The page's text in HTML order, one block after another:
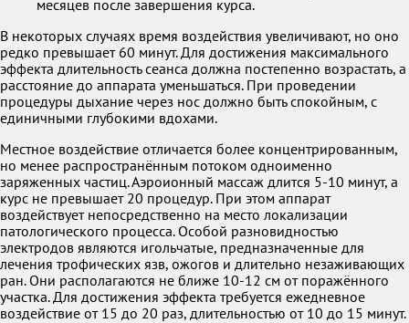
месяцев после завершения курса.
В некоторых случаях время воздействия увеличивают, но оно
редко превышает 60 минут. Для достижения максимального
эффекта длительность сеанса должна постепенно возрастать, а
расстояние до аппарата уменьшаться. При проведении
процедуры дыхание через нос должно быть спокойным, с
единичными глубокими вдохами.
Местное воздействие отличается более концентрированным,
но менее распространённым потоком одноименно
заряженных частиц. Аэроионный массаж длится 5-10 минут, а
курс не превышает 20 процедур. При этом аппарат
воздействует непосредственно на место локализации
патологического процесса. Особой разновидностью
электродов являются игольчатые, предназначенные для
лечения трофических язв, ожогов и длительно незаживающих
ран. Они располагаются не ближе 10-12 см от поражённого
участка. Для достижения эффекта требуется ежедневное
воздействие от 15 до 20 раз, длительностью от 10 до 15 минут.